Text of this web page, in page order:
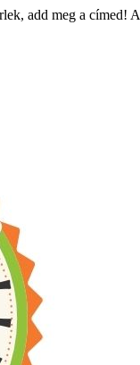
add meg a címed!